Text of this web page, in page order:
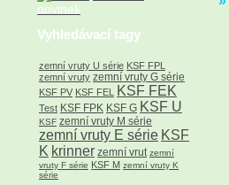
Vyhledávací tagy
zemní vruty U série KSF FPL
zemní vruty zemní vruty G série
KSF PV KSF FEL KSF FEK
Test KSF FPK KSF G KSF U
KSF zemní vruty M série
zemní vruty E série KSF
K krinner zemní vrut zemní
vruty F série KSF M zemní vruty K
série